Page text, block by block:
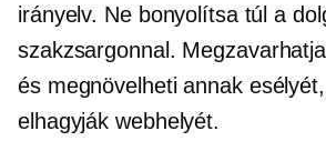
irányelv. Ne bonyolítsa túl a
szakzsargonnal.
és megnövelheti annak
elhagyják webhelyét.